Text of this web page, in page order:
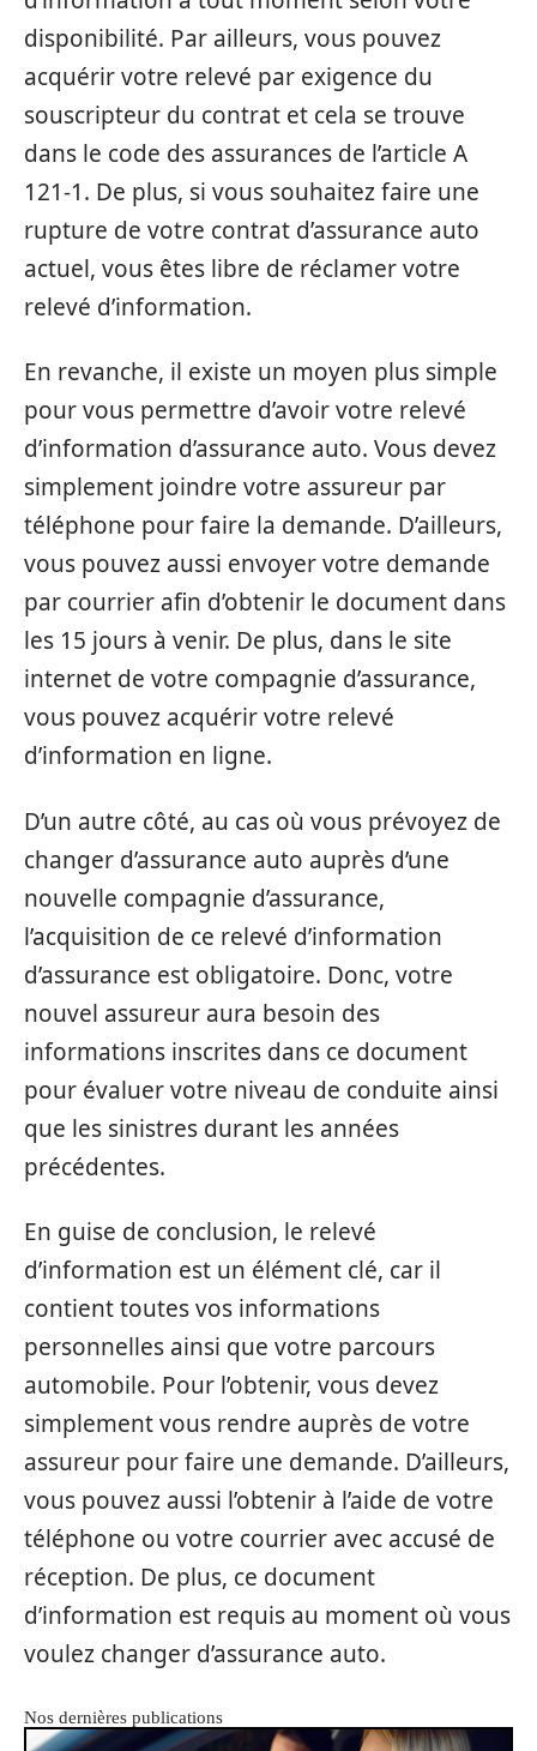
disponibilité. Par ailleurs, vous pouvez
acquérir votre relevé par exigence du
souscripteur du contrat et cela se trouve
dans le code des assurances de l’article A
121-1. De plus, si vous souhaitez faire une
rupture de votre contrat d’assurance auto
actuel, vous êtes libre de réclamer votre
relevé d’information.
En revanche, il existe un moyen plus simple
pour vous permettre d’avoir votre relevé
d’information d’assurance auto. Vous devez
simplement joindre votre assureur par
téléphone pour faire la demande. D’ailleurs,
vous pouvez aussi envoyer votre demande
par courrier afin d’obtenir le document dans
les 15 jours à venir. De plus, dans le site
internet de votre compagnie d’assurance,
vous pouvez acquérir votre relevé
d’information en ligne.
D’un autre côté, au cas où vous prévoyez de
changer d’assurance auto auprès d’une
nouvelle compagnie d’assurance,
l’acquisition de ce relevé d’information
d’assurance est obligatoire. Donc, votre
nouvel assureur aura besoin des
informations inscrites dans ce document
pour évaluer votre niveau de conduite ainsi
que les sinistres durant les années
précédentes.
En guise de conclusion, le relevé
d’information est un élément clé, car il
contient toutes vos informations
personnelles ainsi que votre parcours
automobile. Pour l’obtenir, vous devez
simplement vous rendre auprès de votre
assureur pour faire une demande. D’ailleurs,
vous pouvez aussi l’obtenir à l’aide de votre
téléphone ou votre courrier avec accusé de
réception. De plus, ce document
d’information est requis au moment où vous
voulez changer d’assurance auto.
Nos dernières publications